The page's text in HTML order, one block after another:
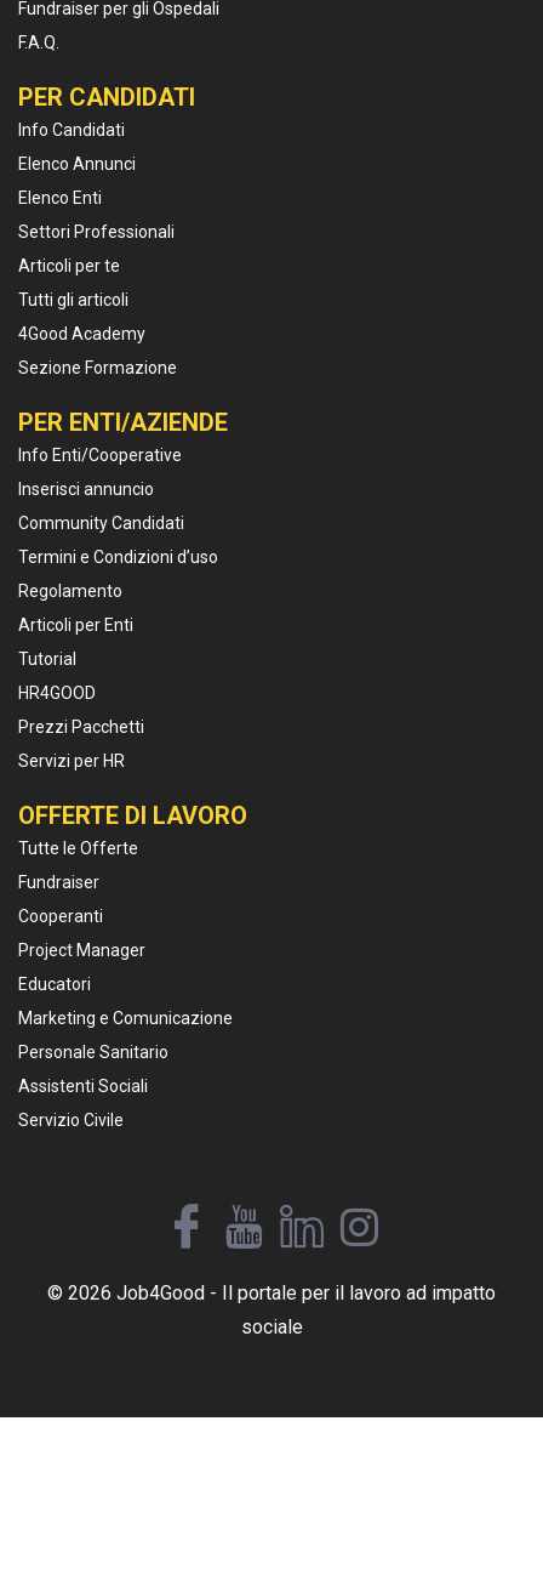
Fundraiser per gli Ospedali
F.A.Q.
PER CANDIDATI
Info Candidati
Elenco Annunci
Elenco Enti
Settori Professionali
Articoli per te
Tutti gli articoli
4Good Academy
Sezione Formazione
PER ENTI/AZIENDE
Info Enti/Cooperative
Inserisci annuncio
Community Candidati
Termini e Condizioni d’uso
Regolamento
Articoli per Enti
Tutorial
HR4GOOD
Prezzi Pacchetti
Servizi per HR
OFFERTE DI LAVORO
Tutte le Offerte
Fundraiser
Cooperanti
Project Manager
Educatori
Marketing e Comunicazione
Personale Sanitario
Assistenti Sociali
Servizio Civile
© 2026 Job4Good - Il portale per il lavoro ad impatto
sociale